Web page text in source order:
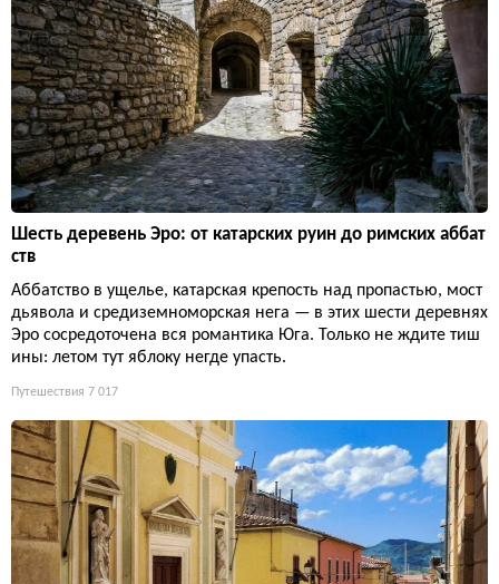
Шесть деревень Эро: от катарских руин до римских аббат
ств
Аббатство в ущелье, катарская крепость над пропастью, мост
дьявола и средиземноморская нега — в этих шести деревнях
Эро сосредоточена вся романтика Юга. Только не ждите тиш
ины: летом тут яблоку негде упасть.
Путешествия 7 017